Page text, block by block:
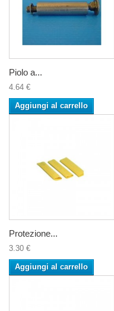
Piolo a...
4.64 €
Aggiungi al carrello
Protezione...
3.30 €
Aggiungi al carrello